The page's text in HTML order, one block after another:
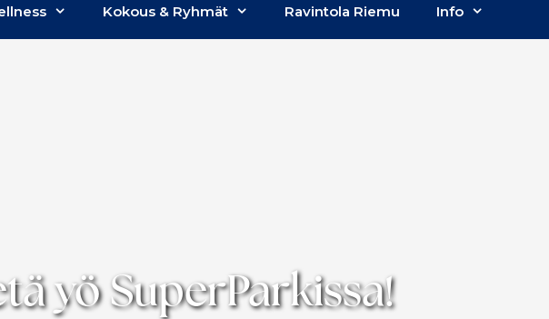
Kokous & Ryhmät Ravintola Riemu Info
yö SuperParkissa!